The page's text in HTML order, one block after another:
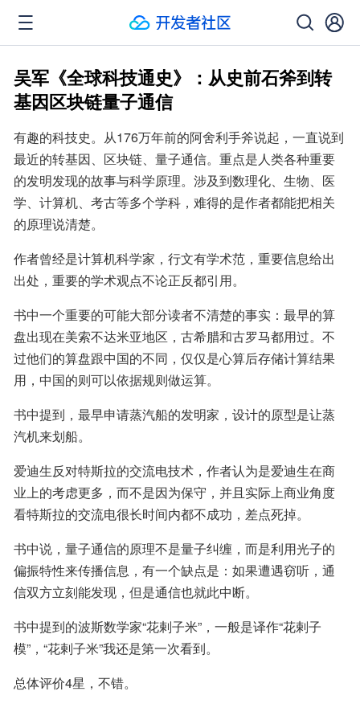
吴军《全球科技通史》：从史前石斧到转
基因区块链量子通信
有趣的科技史。从176万年前的阿舍利手斧说起，一直说到
最近的转基因、区块链、量子通信。重点是人类各种重要
的发明发现的故事与科学原理。涉及到数理化、生物、医
学、计算机、考古等多个学科，难得的是作者都能把相关
的原理说清楚。
作者曾经是计算机科学家，行文有学术范，重要信息给出
出处，重要的学术观点不论正反都引用。
书中一个重要的可能大部分读者不清楚的事实：最早的算
盘出现在美索不达米亚地区，古希腊和古罗马都用过。不
过他们的算盘跟中国的不同，仅仅是心算后存储计算结果
用，中国的则可以依据规则做运算。
书中提到，最早申请蒸汽船的发明家，设计的原型是让蒸
汽机来划船。
爱迪生反对特斯拉的交流电技术，作者认为是爱迪生在商
业上的考虑更多，而不是因为保守，并且实际上商业角度
看特斯拉的交流电很长时间内都不成功，差点死掉。
书中说，量子通信的原理不是量子纠缠，而是利用光子的
偏振特性来传播信息，有一个缺点是：如果遭遇窃听，通
信双方立刻能发现，但是通信也就此中断。
书中提到的波斯数学家“花剌子米”，一般是译作“花剌子
模”，“花剌子米”我还是第一次看到。
总体评价4星，不错。